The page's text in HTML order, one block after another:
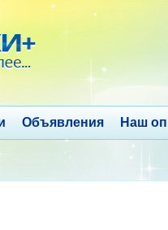
Объявления Наш